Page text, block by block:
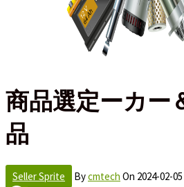
商品選定ーカー
品
Seller Sprite Bycmtech On 2024-02-05